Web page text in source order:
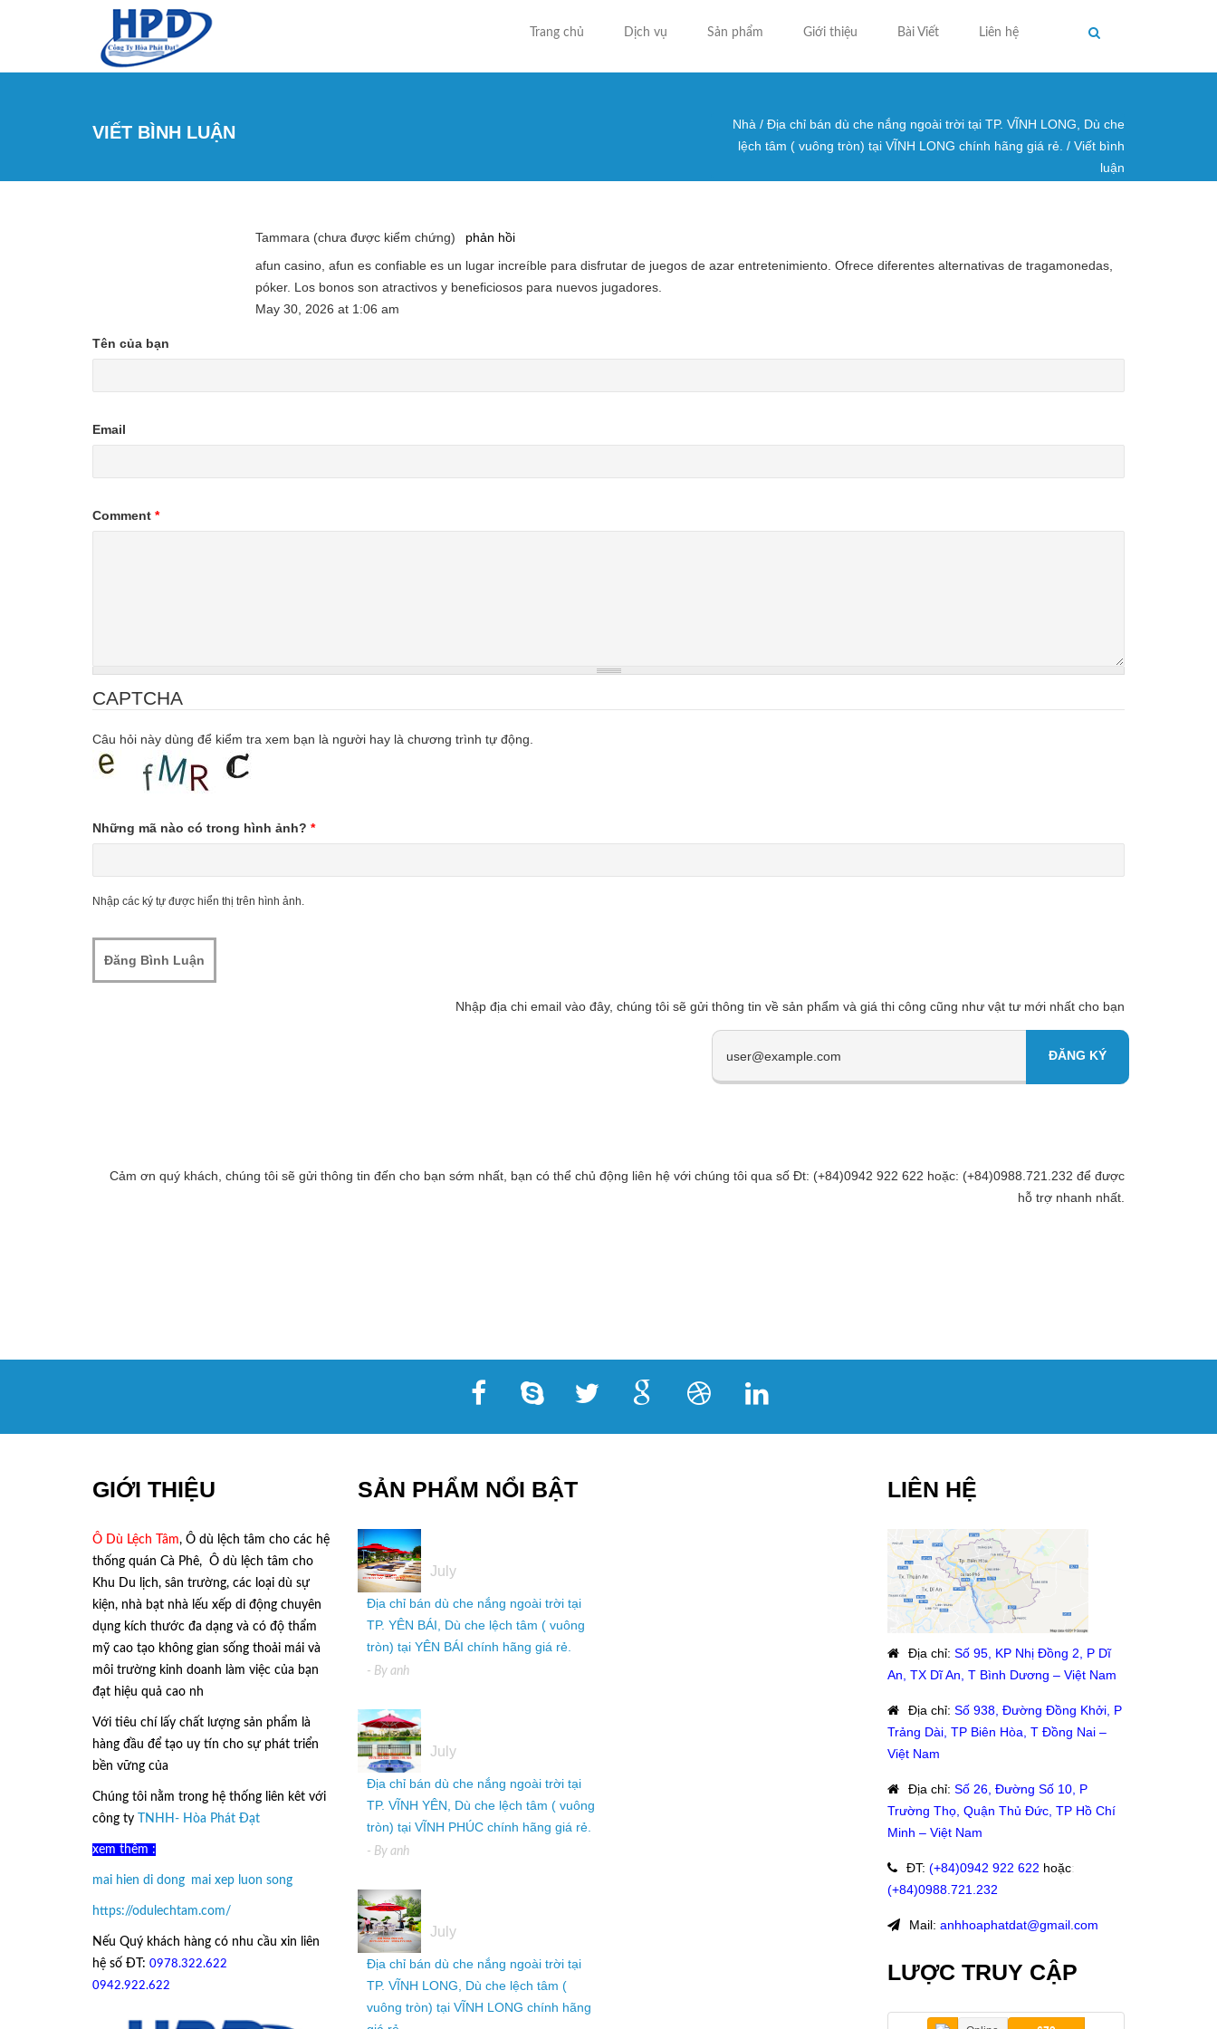
Trang chủ Dịch vụ Sản phẩm Giới thiệu Bài Viết Liên hệ
VIẾT BÌNH LUẬN Bạn đang ở đây
Nhà / Địa chỉ bán dù che nắng ngoài trời tại TP. VĨNH LONG, Dù che
lệch tâm ( vuông tròn) tại VĨNH LONG chính hãng giá rẻ. / Viết bình
luận
Tammara (chưa được kiểm chứng)
phản hồi
afun casino, afun es confiable es un lugar increíble para disfrutar de juegos de azar entretenimiento. Ofrece diferentes alternativas de tragamonedas,
póker. Los bonos son atractivos y beneficiosos para nuevos jugadores.
May 30, 2026 at 1:06 am
Tên của bạn
Email
Comment *
CAPTCHA
Câu hỏi này dùng để kiểm tra xem bạn là người hay là chương trình tự động.
Những mã nào có trong hình ảnh? *
Nhập các ký tự được hiển thị trên hình ảnh.
Nhập địa chi email vào đây, chúng tôi sẽ gửi thông tin về sản phẩm và giá thi công cũng như vật tư mới nhất cho bạn
Cảm ơn quý khách, chúng tôi sẽ gửi thông tin đến cho bạn sớm nhất, bạn có thể chủ động liên hệ với chúng tôi qua số Đt: (+84)0942 922 622 hoặc: (+84)0988.721.232 để được
hỗ trợ nhanh nhất.
GIỚI THIỆU
Ô Dù Lệch Tâm, Ô dù lệch tâm cho các hệ
thống quán Cà Phê, Ô dù lệch tâm cho
Khu Du lịch, sân trường, các loại dù sự
kiện, nhà bạt nhà lếu xếp di động chuyên
dụng kích thước đa dạng và có độ thẩm
mỹ cao tạo không gian sống thoải mái và
môi trường kinh doanh làm việc của bạn
đạt hiệu quả cao nh
Với tiêu chí lấy chất lượng sản phẩm là
hàng đầu để tạo uy tín cho sự phát triển
bền vững của
Chúng tôi nằm trong hệ thống liên kêt với
công ty TNHH- Hòa Phát Đạt
xem thêm :
mai hien di dong mai xep luon song
https://odulechtam.com/
Nếu Quý khách hàng có nhu cầu xin liên
hệ số ĐT: 0978.322.622
0942.922.622
SẢN PHẨM NỔI BẬT
July
Địa chỉ bán dù che nắng ngoài trời tại
TP. YÊN BÁI, Dù che lệch tâm ( vuông
tròn) tại YÊN BÁI chính hãng giá rẻ.
- By anh
July
Địa chỉ bán dù che nắng ngoài trời tại
TP. VĨNH YÊN, Dù che lệch tâm ( vuông
tròn) tại VĨNH PHÚC chính hãng giá rẻ.
- By anh
July
Địa chỉ bán dù che nắng ngoài trời tại
TP. VĨNH LONG, Dù che lệch tâm (
vuông tròn) tại VĨNH LONG chính hãng
LIÊN HỆ
Địa chỉ: Số 95, KP Nhị Đồng 2, P Dĩ
An, TX Dĩ An, T Bình Dương – Việt Nam
Địa chỉ: Số 938, Đường Đồng Khởi, P
Trảng Dài, TP Biên Hòa, T Đồng Nai –
Việt Nam
Địa chỉ: Số 26, Đường Số 10, P
Trường Thọ, Quận Thủ Đức, TP Hồ Chí
Minh – Việt Nam
ĐT: (+84)0942 922 622 hoặc:
(+84)0988.721.232
Mail: anhhoaphatdat@gmail.com
LƯỢC TRUY CẬP